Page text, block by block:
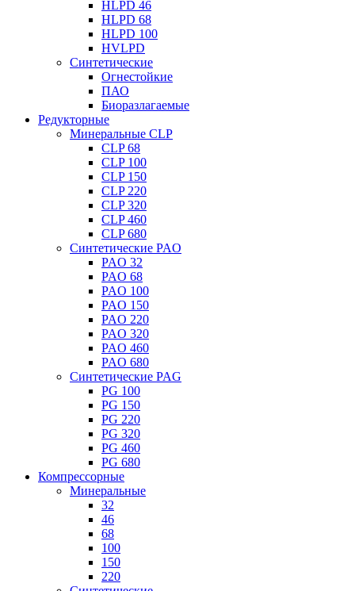
HLPD 46
HLPD 68
HLPD 100
HVLPD
Синтетические
Огнестойкие
ПАО
Биоразлагаемые
Редукторные
Минеральные CLP
CLP 68
CLP 100
CLP 150
CLP 220
CLP 320
CLP 460
CLP 680
Синтетические PAO
PAO 32
PAO 68
PAO 100
PAO 150
PAO 220
PAO 320
PAO 460
PAO 680
Синтетические PAG
PG 100
PG 150
PG 220
PG 320
PG 460
PG 680
Компрессорные
Минеральные
32
46
68
100
150
220